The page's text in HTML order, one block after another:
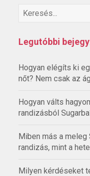
Legutóbbi
Hogyan elégíts ki
nőt? Nem csak az
Hogyan válts
randizásból
Miben más a meleg
randizás, mint a
Milyen kérdéseket